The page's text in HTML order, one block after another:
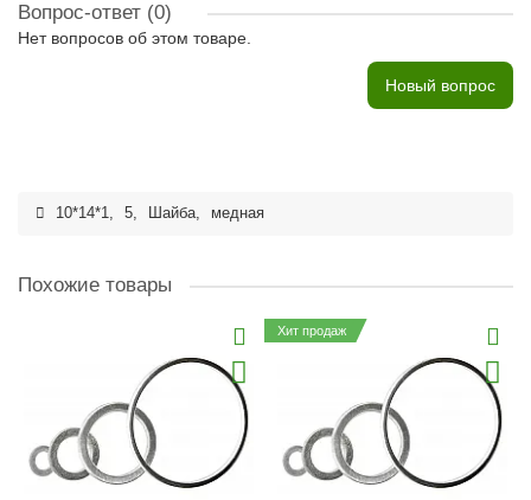
Вопрос-ответ (0)
Нет вопросов об этом товаре.
Новый вопрос
10*14*1, 5, Шайба, медная
Похожие товары
Хит продаж